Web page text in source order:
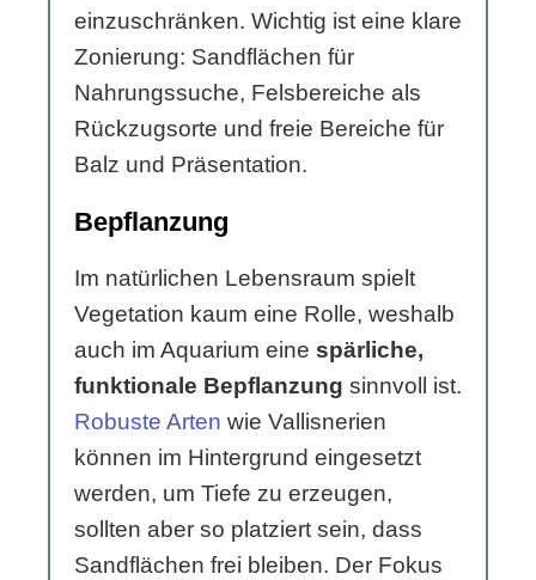
einzuschränken. Wichtig ist eine klare
Zonierung: Sandflächen für
Nahrungssuche, Felsbereiche als
Rückzugsorte und freie Bereiche für
Balz und Präsentation.
Bepflanzung
Im natürlichen Lebensraum spielt
Vegetation kaum eine Rolle, weshalb
auch im Aquarium eine spärliche,
funktionale Bepflanzung sinnvoll ist.
Robuste Arten wie Vallisnerien
können im Hintergrund eingesetzt
werden, um Tiefe zu erzeugen,
sollten aber so platziert sein, dass
Sandflächen frei bleiben. Der Fokus